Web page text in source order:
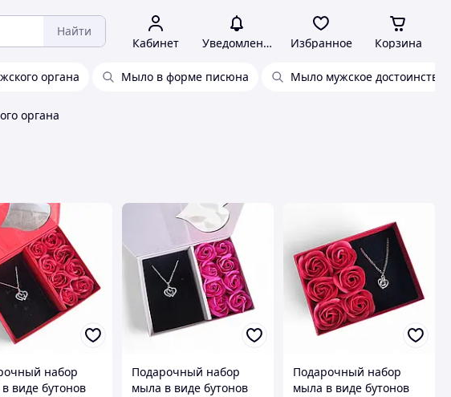
Найти
Кабинет Уведомления Избранное Корзина
органа Мыло в форме писюна Мыло мужское достоинство
органа
набор
виде бутонов
Подарочный набор
мыла в виде бутонов
Подарочный набор
мыла в виде бутонов